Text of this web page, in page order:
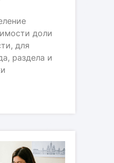
доли
для
раздела и